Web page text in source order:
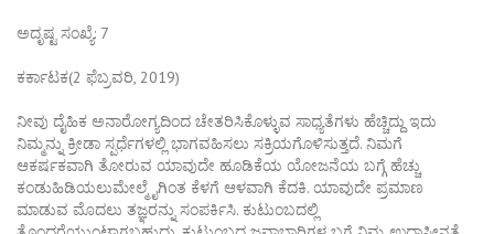
ಅದೃಷ್ಟ ಸಂಖ್ಯೆ: 7
ಕರ್ಕಾಟಕ(2 ಫೆಬ್ರವರಿ, 2019)
ನೀವು ದೈಹಿಕ ಅನಾರೋಗ್ಯದಿಂದ ಚೇತರಿಸಿಕೊಳ್ಳುವ ಸಾಧ್ಯತೆಗಳು ಹೆಚ್ಚಿದ್ದು ಇದು
ನಿಮ್ಮನ್ನು ಕ್ರೀಡಾ ಸ್ಪರ್ಧೆಗಳಲ್ಲಿ ಭಾಗವಹಿಸಲು ಸಕ್ರಿಯಗೊಳಿಸುತ್ತದೆ. ನಿಮಗೆ
ಆಕರ್ಷಕವಾಗಿ ತೋರುವ ಯಾವುದೇ ಹೂಡಿಕೆಯ ಯೋಜನೆಯ ಬಗ್ಗೆ ಹೆಚ್ಚು
ಕಂಡುಹಿಡಿಯಲುಮೇಲ್ಮೈಗಿಂತ ಕೆಳಗೆ ಆಳವಾಗಿ ಕೆದಕಿ. ಯಾವುದೇ ಪ್ರಮಾಣ
ಮಾಡುವ ಮೊದಲು ತಜ್ಞರನ್ನು ಸಂಪರ್ಕಿಸಿ. ಕುಟುಂಬದಲ್ಲಿ